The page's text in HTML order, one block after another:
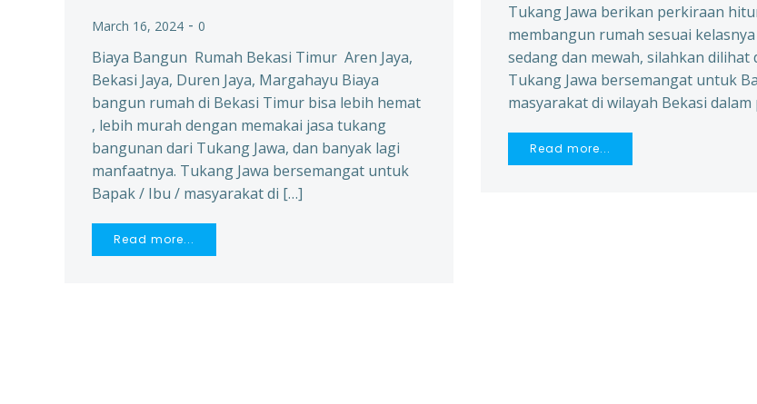
March 16, 2024 - 0
Biaya Bangun Rumah Bekasi Timur Aren Jaya,
Bekasi Jaya, Duren Jaya, Margahayu Biaya
bangun rumah di Bekasi Timur bisa lebih hemat
, lebih murah dengan memakai jasa tukang
bangunan dari Tukang Jawa, dan banyak lagi
manfaatnya. Tukang Jawa bersemangat untuk
Bapak / Ibu / masyarakat di […]
Read more...
Tukang Jawa berikan perkiraan
membangun rumah sesuai
sedang dan mewah, silahkan dilihat
Tukang Jawa bersemangat untuk
masyarakat di wilayah Bekasi
Read more...